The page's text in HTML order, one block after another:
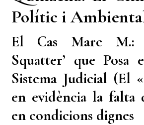
Polític i
El Cas Marc M.:
Squatter’ que Posa
Sistema Judicial (El
en evidència la falta
en condicions dignes